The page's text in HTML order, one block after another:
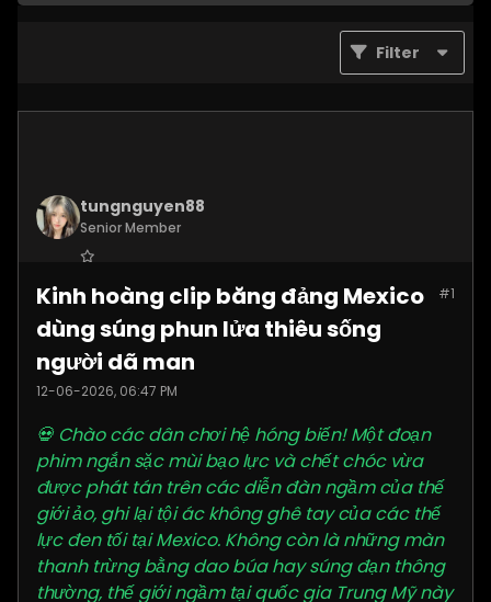
Filter
tungnguyen88
Senior Member
Posts:3619 #1
Kinh hoàng clip băng đảng Mexico
dùng súng phun lửa thiêu sống
người dã man
12-06-2026, 06:47 PM
💀 Chào các dân chơi hệ hóng biến! Một đoạn
phim ngắn sặc mùi bạo lực và chết chóc vừa
được phát tán trên các diễn đàn ngầm của thế
giới ảo, ghi lại tội ác không ghê tay của các thế
lực đen tối tại Mexico. Không còn là những màn
thanh trừng bằng dao búa hay súng đạn thông
thường, thế giới ngầm tại quốc gia Trung Mỹ này